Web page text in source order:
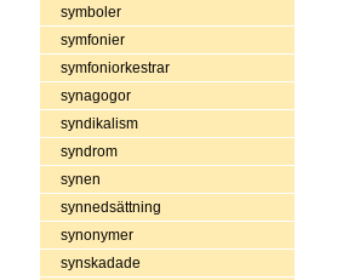
symboler
symfonier
symfoniorkestrar
synagogor
syndikalism
syndrom
synen
synnedsättning
synonymer
synskadade